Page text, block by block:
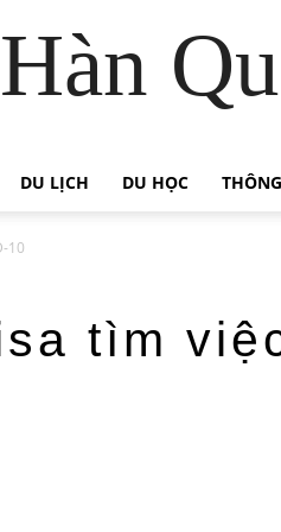
Hàn
DU LỊCH DU HỌC
10
tìm